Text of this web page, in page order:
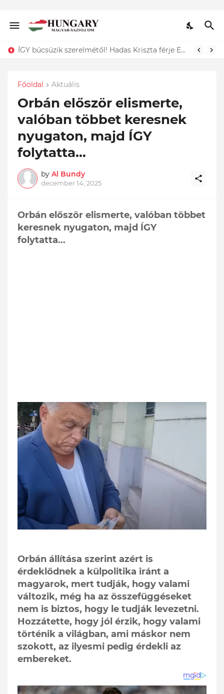
ÍGY búcsúzik szerelmétől! Hadas Kriszta férje EZT tette közzé
Dráma: Ő az a 11 hónapos kisgyermek, akit egy kukában találtak és csak a szerencsének köszönhető, hogy életben maradt. Döbbenet ami történt:
Főoldal Aktuális
Orbán először elismerte,
valóban többet keresnek
nyugaton, majd ÍGY
folytatta...
by Al Bundy
december 14, 2025
Orbán először elismerte, valóban többet
keresnek nyugaton, majd ÍGY
folytatta...
Orbán állítása szerint azért is
érdeklődnek a külpolitika iránt a
magyarok, mert tudják, hogy valami
változik, még ha az összefüggéseket
nem is biztos, hogy le tudják levezetni.
Hozzátette, hogy jól érzik, hogy valami
történik a világban, ami máskor nem
szokott, az ilyesmi pedig érdekli az
embereket.